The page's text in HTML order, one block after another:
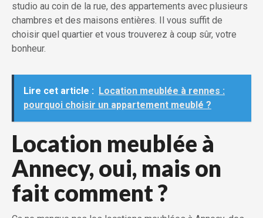
studio au coin de la rue, des appartements avec plusieurs
chambres et des maisons entières. Il vous suffit de
choisir quel quartier et vous trouverez à coup sûr, votre
bonheur.
Lire cet article :
Location meublée à rennes :
pourquoi choisir un appartement meublé ?
Location meublée à
Annecy, oui, mais on
fait comment ?